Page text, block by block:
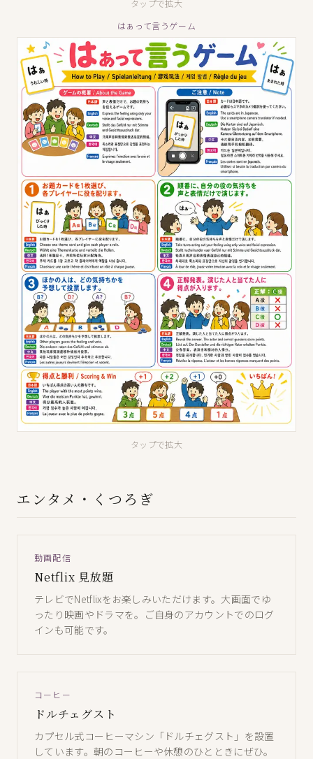
タップで拡大
はぁって言うゲーム
タップで拡大
エンタメ・くつろぎ
動画配信
Netflix 見放題
テレビでNetflixをお楽しみいただけます。大画面でゆ
ったり映画やドラマを。ご自身のアカウントでのログ
インも可能です。
コーヒー
ドルチェグスト
カプセル式コーヒーマシン「ドルチェグスト」を設置
しています。朝のコーヒーや休憩のひとときにぜひ。